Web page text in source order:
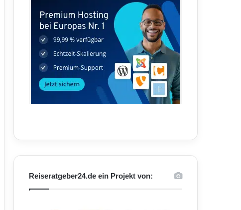
Reiseratgeber24.de ein Projekt von: